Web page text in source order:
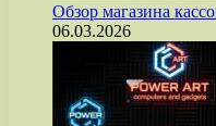
Обзор магазина
06.03.2026